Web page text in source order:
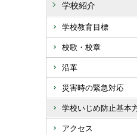
学校紹介
学校教育目標
校歌・校章
沿革
災害時の緊急対応
学校いじめ防止基本
アクセス